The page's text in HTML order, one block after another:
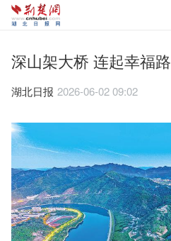
深山架大桥 连起幸福路
湖北日报 2026-06-02 09:02